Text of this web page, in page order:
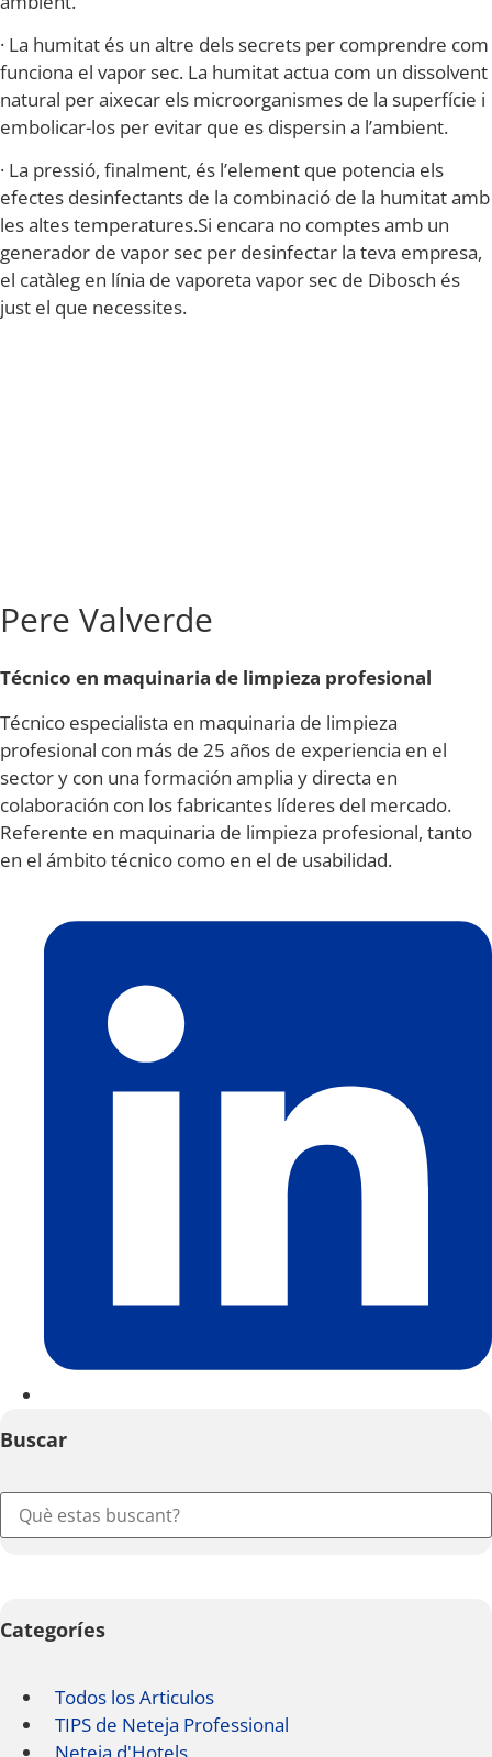
· La humitat és un altre dels secrets per comprendre com
funciona el vapor sec. La humitat actua com un dissolvent
natural per aixecar els microorganismes de la superfície i
embolicar-los per evitar que es dispersin a l’ambient.
· La pressió, finalment, és l’element que potencia els
efectes desinfectants de la combinació de la humitat amb
les altes temperatures.Si encara no comptes amb un
generador de vapor sec per desinfectar la teva empresa,
el catàleg en línia de vaporeta vapor sec de Dibosch és
just el que necessites.
Pere Valverde
Técnico en maquinaria de limpieza profesional
Técnico especialista en maquinaria de limpieza
profesional con más de 25 años de experiencia en el
sector y con una formación amplia y directa en
colaboración con los fabricantes líderes del mercado.
Referente en maquinaria de limpieza profesional, tanto
en el ámbito técnico como en el de usabilidad.
Buscar
Categoríes
Todos los Articulos
TIPS de Neteja Professional
Neteja d'Hotels